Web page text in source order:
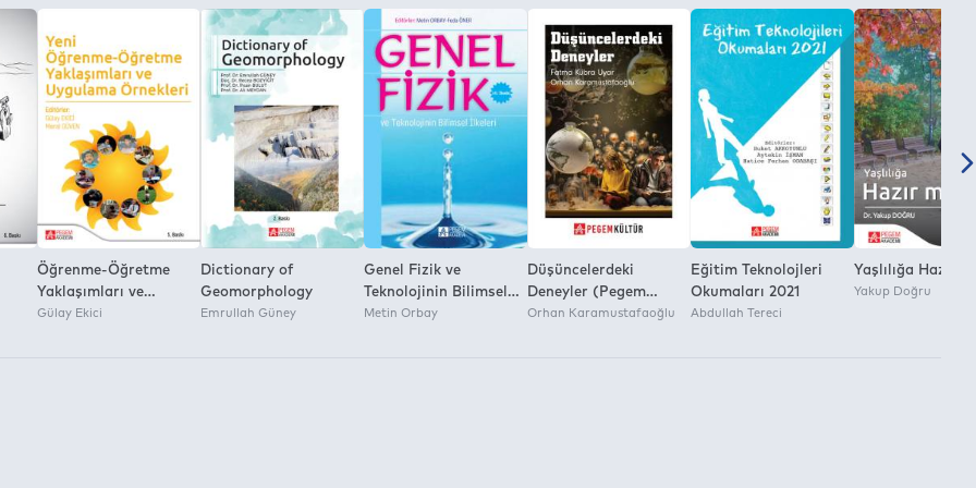
İzni:
Öğrenme-Öğretme
Yaklaşımları ve
Uygulama Örnekleri
Gülay Ekici
Dictionary of
Geomorphology
Emrullah Güney
Genel Fizik ve
Teknolojinin Bilimsel
İlkeleri
Metin Orbay
Düşüncelerdeki
Deneyler (Pegem
Kültür)
Orhan Karamustafaoğlu
Eğitim Teknolojleri
Okumaları 2021
Abdullah Tereci
Yaşlılığa Hazır
Yakup Doğru